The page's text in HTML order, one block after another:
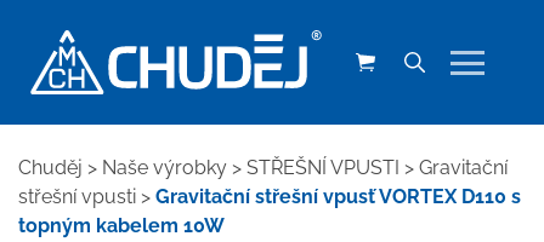
Chuděj > Naše výrobky > STŘEŠNÍ VPUSTI > Gravitační
střešní vpusti > Gravitační střešní vpusť VORTEX D110 s
topným kabelem 10W